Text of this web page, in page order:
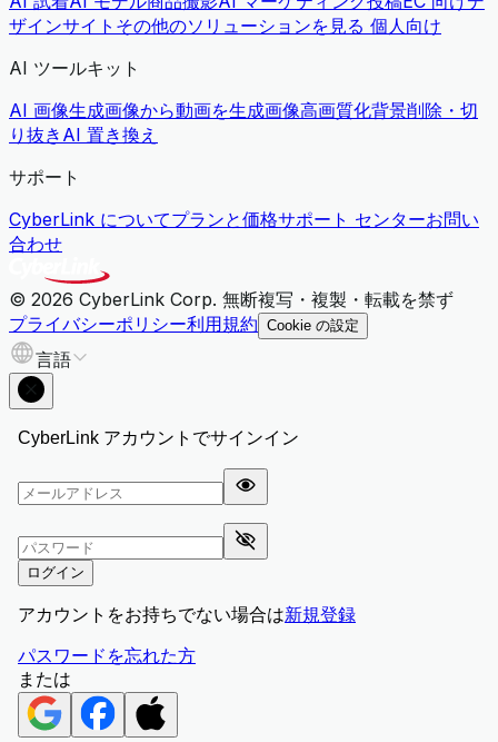
ザインサイト その他のソリューションを見る 個人向け
AI ツールキット
AI 画像生成画像から動画を生成画像高画質化背景削除・切
り抜き AI 置き換え
サポート
CyberLink についてプランと価格サポート センターお問い
合わせ
© 2026 CyberLink Corp. 無断複写・複製・転載を禁ず
プライバシーポリシー利用規約 Cookie の設定
言語